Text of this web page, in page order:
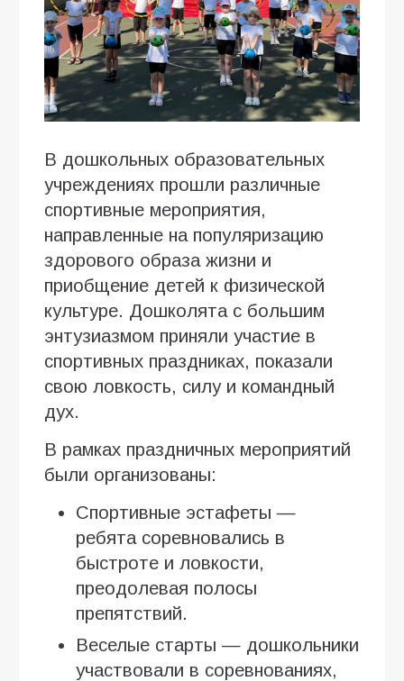
В дошкольных образовательных
учреждениях прошли различные
спортивные мероприятия,
направленные на популяризацию
здорового образа жизни и
приобщение детей к физической
культуре. Дошколята с большим
энтузиазмом приняли участие в
спортивных праздниках, показали
свою ловкость, силу и командный
дух.
В рамках праздничных мероприятий
были организованы:
Спортивные эстафеты —
ребята соревновались в
быстроте и ловкости,
преодолевая полосы
препятствий.
Веселые старты — дошкольники
участвовали в соревнованиях,